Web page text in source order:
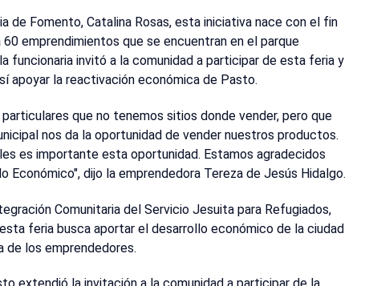
de Fomento, Catalina Rosas, esta iniciativa nace con el fin
emprendimientos que se encuentran en el parque
funcionaria invitó a la comunidad a participar de esta feria y
apoyar la reactivación económica de Pasto.
que no tenemos sitios donde vender, pero que
nos da la oportunidad de vender nuestros productos.
es importante esta oportunidad. Estamos agradecidos
Económico", dijo la emprendedora Tereza de Jesús Hidalgo.
Comunitaria del Servicio Jesuita para Refugiados,
feria busca aportar el desarrollo económico de la ciudad
de los emprendedores.